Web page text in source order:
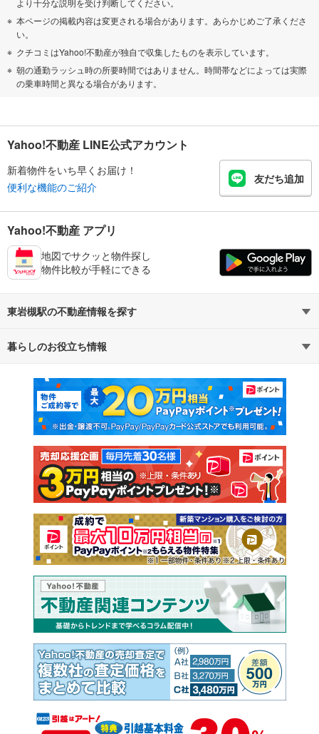
より十分な説明を受け判断してください。
本ページの掲載内容は変更される場合があります。あらかじめご了承くださ
い。
クチコミはYahoo!不動産が独自で収集したものを表示しています。
朝の通勤ラッシュ時の所要時間ではありません。時間帯などによっては実際
の乗車時間と異なる場合があります。
Yahoo!不動産 LINE公式アカウント
新着物件をいち早くお届け！
便利な機能のご紹介
友だち追加
Yahoo!不動産 アプリ
地図でサクッと物件探し
物件比較が手軽にできる
東岩槻駅の不動産情報を探す
不動産・住宅
新築マンション 中古マンション
新築一戸建て 中古一戸建て
注文住宅 土地
売却査定
暮らしのお役立ち情報
マンションカタログ 教えて！住まいの先生